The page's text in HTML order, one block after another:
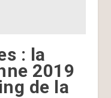
: la
2019
de la